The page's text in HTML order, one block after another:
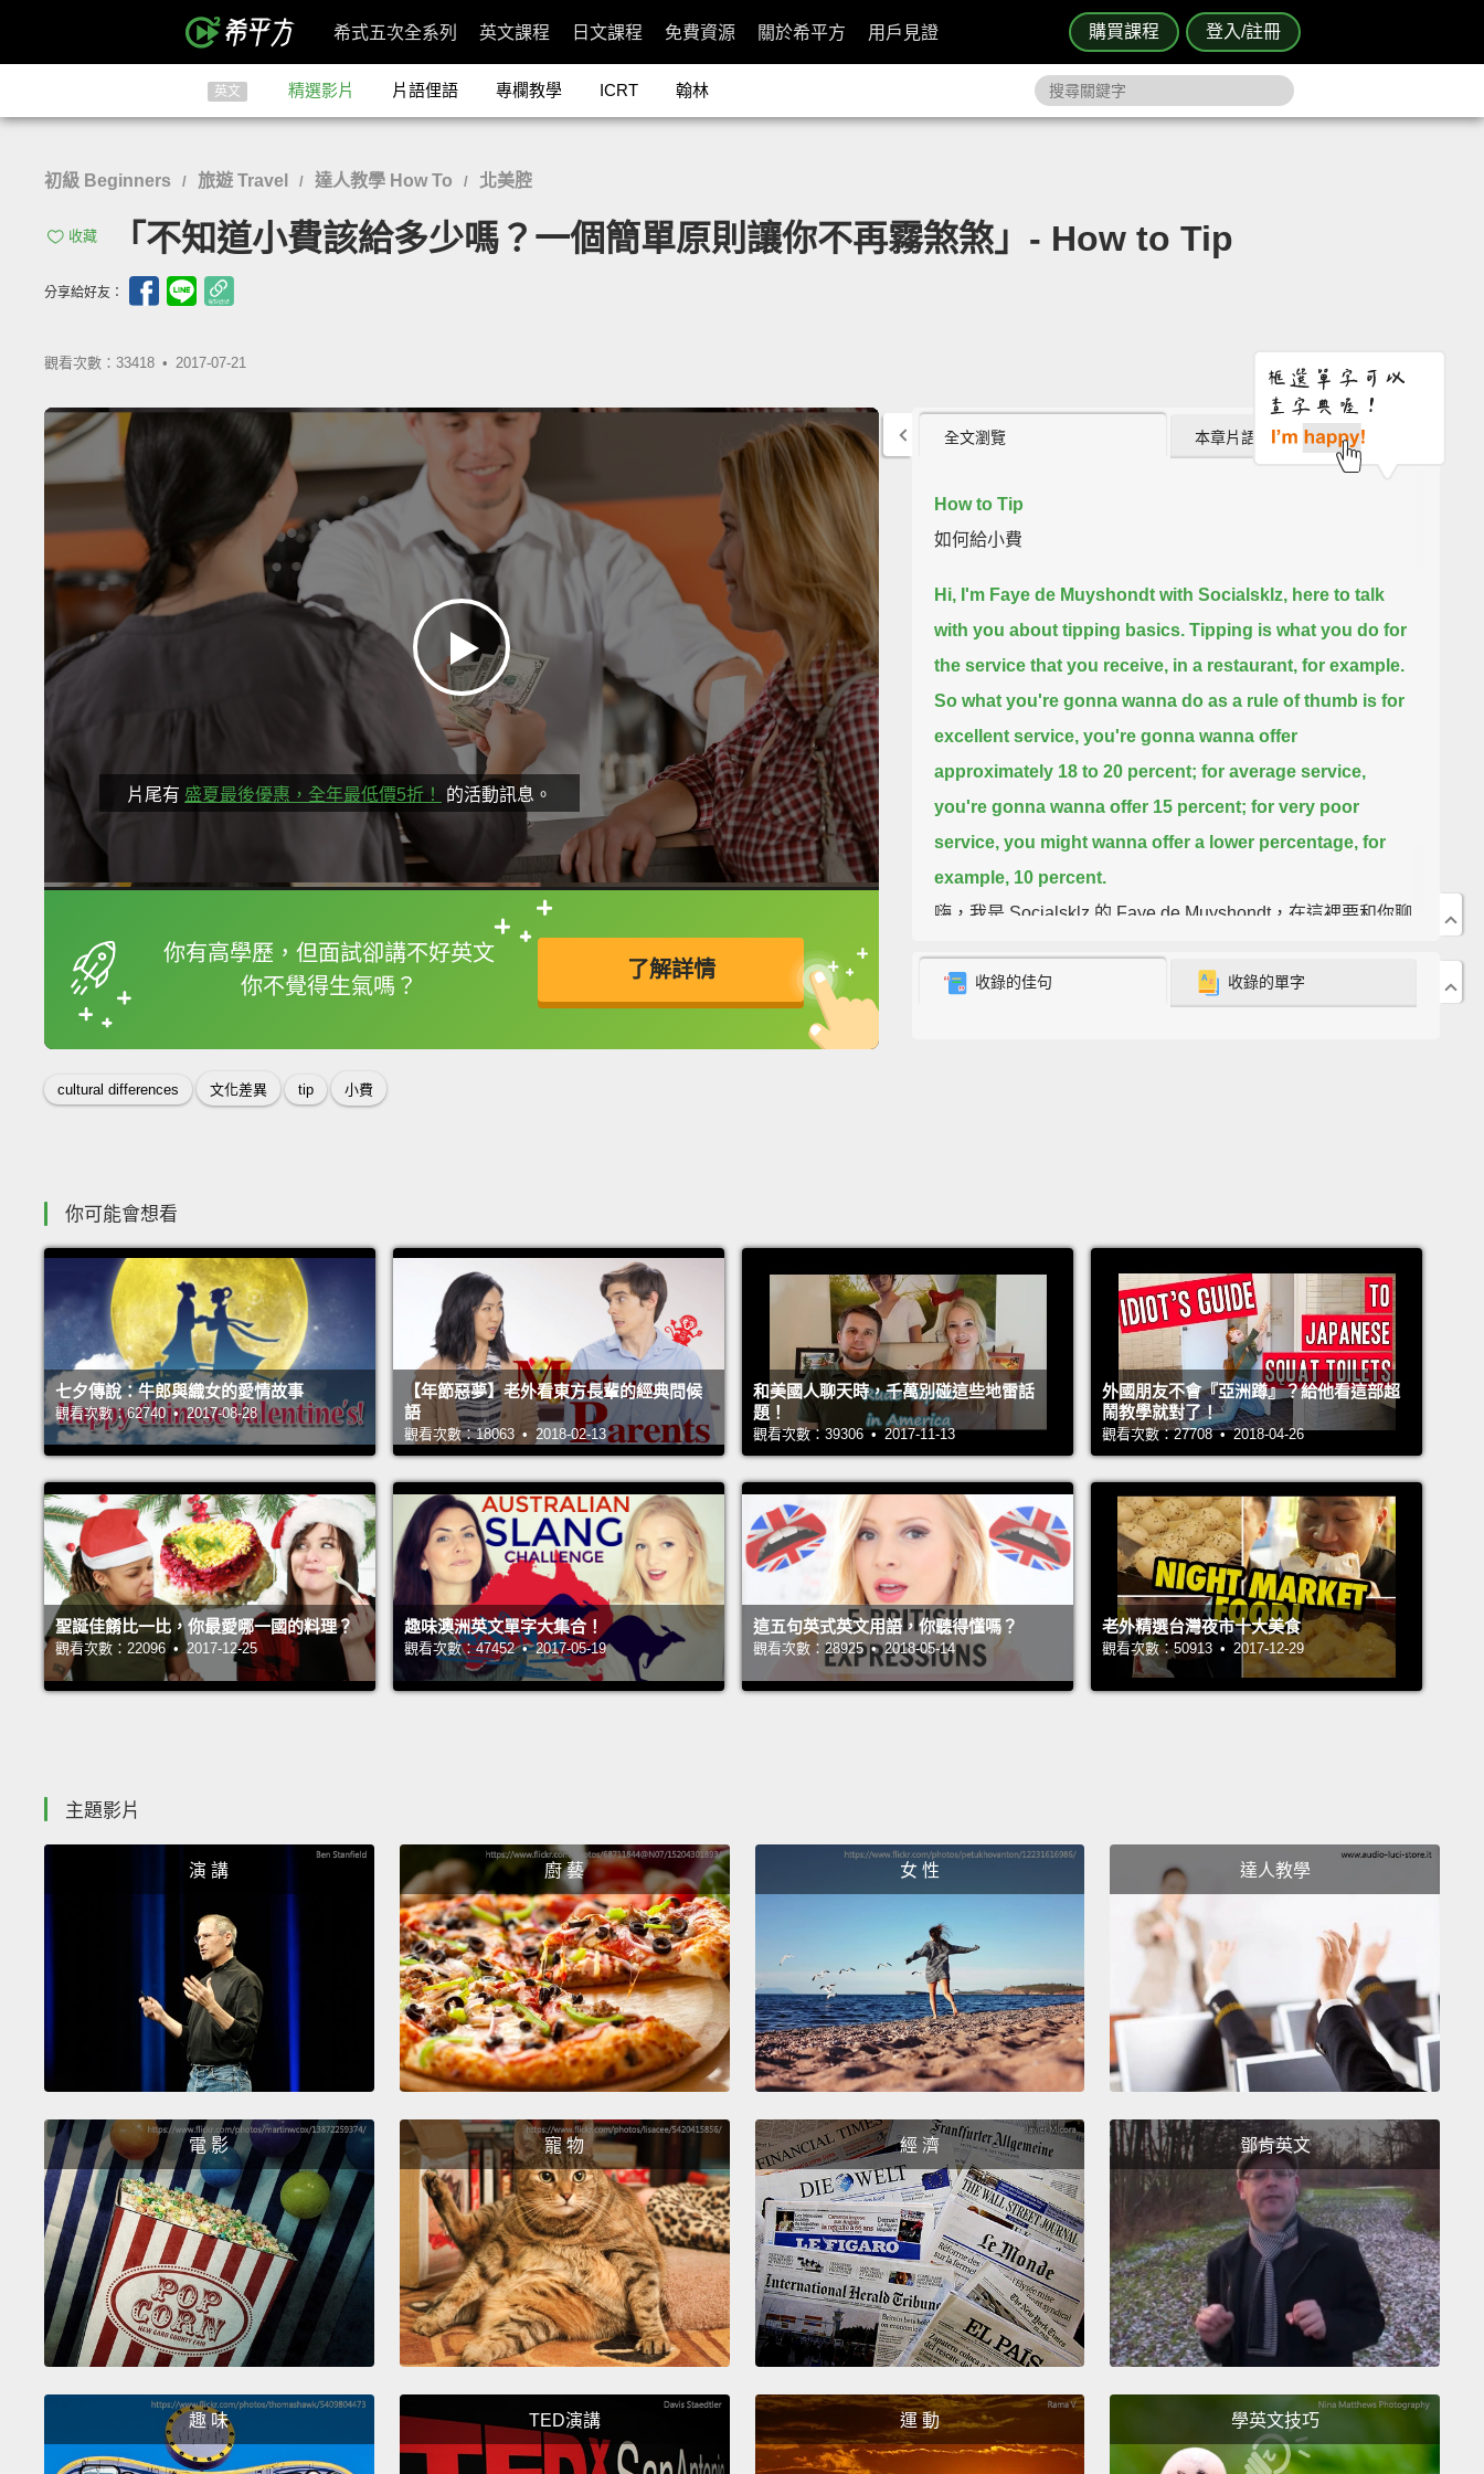
購買課程 登入/註冊
希式五次全系列 英文課程 日文課程 免費資源 關於希平方 用戶見證
英文 精選影片 片語俚語 專欄教學 ICRT 翰林
初級 Beginners / 旅遊 Travel / 達人教學 How To / 北美腔
收藏 「不知道小費該給多少嗎？一個簡單原則讓你不再霧煞煞」- How to Tip
分享給好友：
觀看次數：33418 • 2017-07-21
片尾有 盛夏最後優惠，全年最低價5折！ 的活動訊息。
你有高學歷，但面試卻講不好英文
你不覺得生氣嗎？
了解詳情
框選或點兩下字幕可以直接查字典喔！
英
cultural differences 文化差異 tip 小費
全文瀏覽 本章片語 (2)
How to Tip
如何給小費
Hi, I'm Faye de Muyshondt with Socialsklz, here to talk
with you about tipping basics. Tipping is what you do for
the service that you receive, in a restaurant, for example.
So what you're gonna wanna do as a rule of thumb is for
excellent service, you're gonna wanna offer
approximately 18 to 20 percent; for average service,
you're gonna wanna offer 15 percent; for very poor
service, you might wanna offer a lower percentage, for
example, 10 percent.
嗨，我是 Socialsklz 的 Faye de Muyshondt，在這裡要和你聊
務，例如，在一間餐廳裡。所以一個很實用的方法是，服務極
has to do with whether or not your server was attentive to
your needs.
If you're not great with math,
what you can do
is easily take the tax on your restaurant bill and double
the tax. It's an easy way to leave a tip if you're not great at
doing math.
再說一次，小費是基於你得到的服務。那和餐點無關。那和你
的餐點有沒有及時送上有關。那和你的服務生有沒有滿足你的
需求有關。如果你的數學不好，你可以做的是簡單地把餐廳帳
單上的稅金乘以兩倍。如果你不太會算數，這是個給小費的簡
單方法。
So often, we go into big shops and all different types of
stores these days
where there's a basket that says "tips
please." Now, how do you know whether or not you
leaving the change that you have left over from a tab.
for example, if your tab is $3.60, you might wanna leave
the 40 cents change.
If you felt like it was a job well done,
you might wanna leave a dollar in the basket.
But a tip is
not required in a setting like that.
常常，我們會進到大型商店以及現在那些各式各樣的店家，那
裡面會有個籃子寫著「請給小費」。現在，你怎麼知道自己該
不該留小費呢？重複一次，記住小費是打賞給十分出色的服
務。小費罐或小費籃不需要一般百分之 15 到兩成的小費。遇
到小費罐時一個更好的原則是，例如，留下你結完帳後剩的零
錢。那麼，舉例來說，如果你的帳單金額是美金三塊六十分，
你可能會想給那四十分的零錢。如果你覺得受到很好的服務，
你可能會想在籃裡留下一塊美金。不過在那樣的情境下，小費
並不是必要的。
basics.
那麼，那就是稍微更多關於小費基本知識的資訊。
收錄的佳句 收錄的單字
你可能會想看
七夕傳說：牛郎與織女的愛情故事
觀看次數：62740 • 2017-08-28
【年節惡夢】老外看東方長輩的經典問候
語
觀看次數：18063 • 2018-02-13
和美國人聊天時，千萬別碰這些地雷話
題！
觀看次數：39306 • 2017-11-13
外國朋友不會『亞洲蹲』？給他看這部超
鬧教學就對了！
觀看次數：27708 • 2018-04-26
聖誕佳餚比一比，你最愛哪一國的料理？
觀看次數：22096 • 2017-12-25
趣味澳洲英文單字大集合！
觀看次數：47452 • 2017-05-19
這五句英式英文用語，你聽得懂嗎？
觀看次數：28925 • 2018-05-14
老外精選台灣夜市十大美食
觀看次數：50913 • 2017-12-29
主題影片
演 講 廚 藝 女 性 達人教學
電 影 寵 物 經 濟 鄧肯英文
趣 味 TED演講 運 動 學英文技巧